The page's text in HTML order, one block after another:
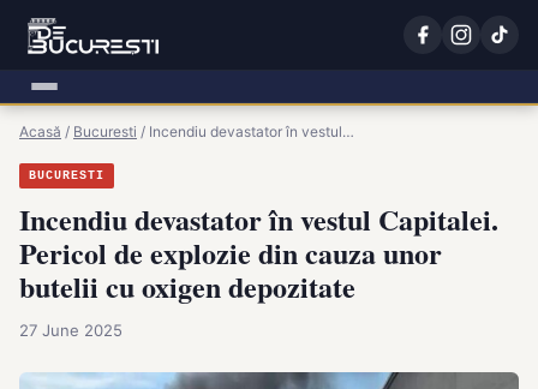
Acasă / Bucuresti / Incendiu devastator în vestul…
BUCURESTI
Incendiu devastator în vestul Capitalei.
Pericol de explozie din cauza unor
butelii cu oxigen depozitate
27 June 2025